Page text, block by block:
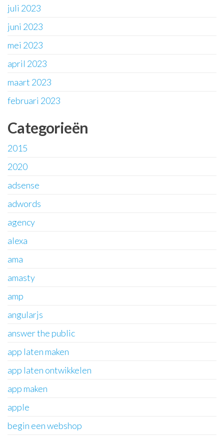
juli 2023
juni 2023
mei 2023
april 2023
maart 2023
februari 2023
Categorieën
2015
2020
adsense
adwords
agency
alexa
ama
amasty
amp
angularjs
answer the public
app laten maken
app laten ontwikkelen
app maken
apple
begin een webshop